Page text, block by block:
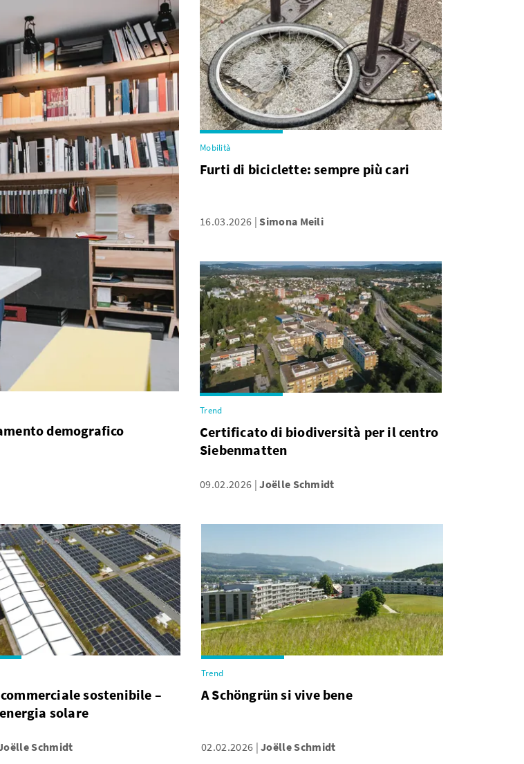
demografico
Mobilità
Furti di biciclette: sempre più cari
16.03.2026 Simona Meili
Trend
Certificato di biodiversità per il centro
Siebenmatten
09.02.2026 Joëlle Schmidt
sostenibile –
solare
Schmidt
Trend
A Schöngrün si vive bene
02.02.2026 Joëlle Schmidt